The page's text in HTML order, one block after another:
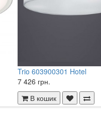
Trio 603900301 Hotel
7 426 грн.
В кошик